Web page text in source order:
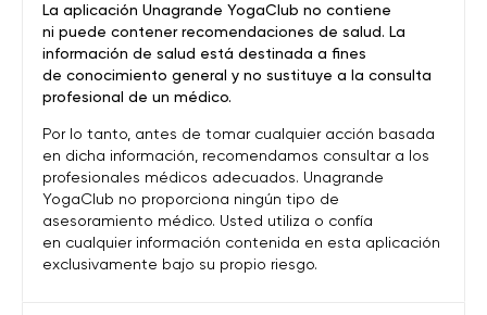
La aplicación Unagrande YogaClub no contiene
ni puede contener recomendaciones de salud. La
información de salud está destinada a fines
de conocimiento general y no sustituye a la consulta
profesional de un médico.
Por lo tanto, antes de tomar cualquier acción basada
en dicha información, recomendamos consultar a los
profesionales médicos adecuados. Unagrande
YogaClub no proporciona ningún tipo de
asesoramiento médico. Usted utiliza o confía
en cualquier información contenida en esta aplicación
exclusivamente bajo su propio riesgo.